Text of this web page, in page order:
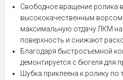
Свободное вращение ролика
высококачественным
максимальную отдачу ЛКМ
поверхность и снижают
Благодаря быстросъемной
демонтируется с бюгеля для
Шубка приклеена к ролику по